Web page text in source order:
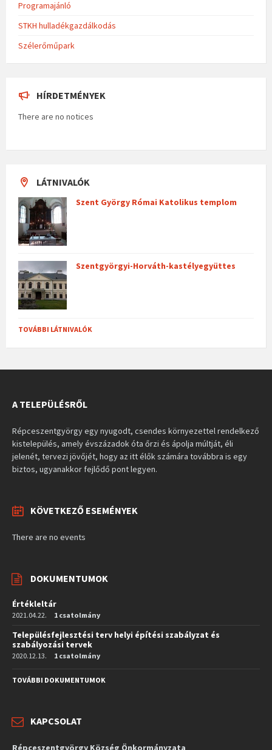
Programajánló
STKH hulladékgazdálkodás
Szélerőműpark
HÍRDETMÉNYEK
There are no notices
LÁTNIVALÓK
Szent György Római Katolikus templom
Szentgyörgyi-Horváth-kastélyegyüttes
TOVÁBBI LÁTNIVALÓK
A TELEPÜLÉSRŐL
Répceszentgyörgy egy nyugodt, csendes környezettel rendelkező
kistelepülés, amely évszázadok óta őrzi és ápolja múltját, éli
jelenét, tervezi jövőjét, hogy az itt élők számára továbbra is egy
biztos, ugyanakkor fejlődő pont legyen.
KÖVETKEZŐ ESEMÉNYEK
There are no events
DOKUMENTUMOK
Értékleltár
2021.04.22. 1 csatolmány
Településfejlesztési terv helyi építési szabályzat és
szabályozási tervek
2020.12.13. 1 csatolmány
TOVÁBBI DOKUMENTUMOK
KAPCSOLAT
Répceszentgyörgy Község Önkormányzata